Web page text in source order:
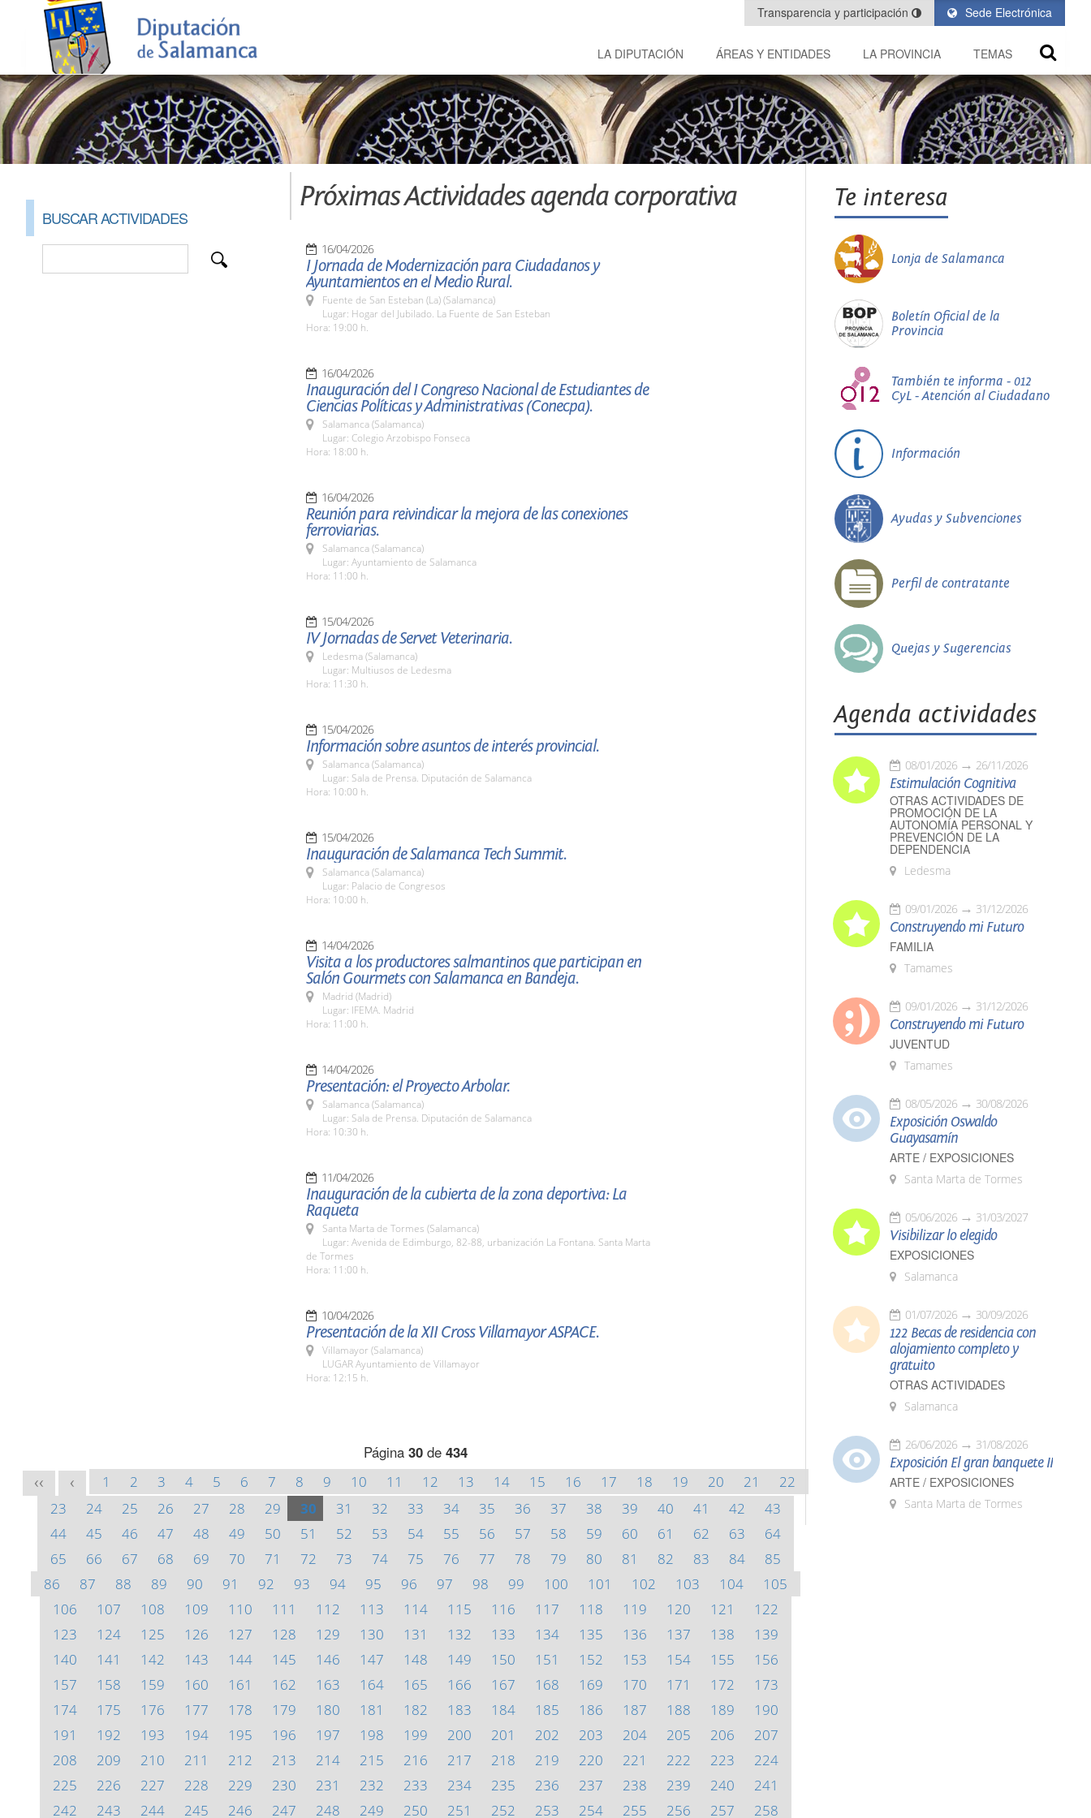
Sede Electrónica
Transparencia y participación
LA DIPUTACIÓN ÁREAS Y ENTIDADES LA PROVINCIA TEMAS
BUSCAR ACTIVIDADES
Próximas Actividades agenda corporativa
16/04/2026
I Jornada de Modernización para Ciudadanos y
Ayuntamientos en el Medio Rural.
Fuente de San Esteban (La) (Salamanca)
Lugar: Hogar del Jubilado. La Fuente de San Esteban
Hora: 19:00 h.
16/04/2026
Inauguración del I Congreso Nacional de Estudiantes de
Ciencias Políticas y Administrativas (Conecpa).
Salamanca (Salamanca)
Lugar: Colegio Arzobispo Fonseca
Hora: 18:00 h.
16/04/2026
Reunión para reivindicar la mejora de las conexiones
ferroviarias.
Salamanca (Salamanca)
Lugar: Ayuntamiento de Salamanca
Hora: 11:00 h.
15/04/2026
IV Jornadas de Servet Veterinaria.
Ledesma (Salamanca)
Lugar: Multiusos de Ledesma
Hora: 11:30 h.
15/04/2026
Información sobre asuntos de interés provincial.
Salamanca (Salamanca)
Lugar: Sala de Prensa. Diputación de Salamanca
Hora: 10:00 h.
15/04/2026
Inauguración de Salamanca Tech Summit.
Salamanca (Salamanca)
Lugar: Palacio de Congresos
Hora: 10:00 h.
14/04/2026
Visita a los productores salmantinos que participan en
Salón Gourmets con Salamanca en Bandeja.
Madrid (Madrid)
Lugar: IFEMA. Madrid
Hora: 11:00 h.
14/04/2026
Presentación: el Proyecto Arbolar.
Salamanca (Salamanca)
Lugar: Sala de Prensa. Diputación de Salamanca
Hora: 10:30 h.
11/04/2026
Inauguración de la cubierta de la zona deportiva: La
Raqueta
Santa Marta de Tormes (Salamanca)
Lugar: Avenida de Edimburgo, 82-88, urbanización La Fontana. Santa Marta
de Tormes
Hora: 11:00 h.
10/04/2026
Presentación de la XII Cross Villamayor ASPACE.
Villamayor (Salamanca)
LUGAR Ayuntamiento de Villamayor
Hora: 12:15 h.
Página 30 de 434
<< < 1 2 3 4 5 6 7 8 9 10 11 12 13 14 15 16 17 18 19 20 21
22
23
24 25 26 27 28 29 30 31 32 33 34 35 36 37 38 39 40 41 42
43
44
45 46 47 48 49 50 51 52 53 54 55 56 57 58 59 60 61 62 63
64
65
66 67 68 69 70 71 72 73 74 75 76 77 78 79 80 81 82 83 84
85
86
87 88 89 90 91 92 93 94 95 96 97 98 99 100 101 102 103 104
105
106
107 108 109 110 111 112 113 114 115 116 117 118 119 120 121
122
123
124 125 126 127 128 129 130 131 132 133 134 135 136 137 138
139
140
141 142 143 144 145 146 147 148 149 150 151 152 153 154 155
156
157
158 159 160 161 162 163 164 165 166 167 168 169 170 171 172
173
174
175 176 177 178 179 180 181 182 183 184 185 186 187 188 189
190
191
192 193 194 195 196 197 198 199 200 201 202 203 204 205 206
207
208
209 210 211 212 213 214 215 216 217 218 219 220 221 222 223
224
225
226 227 228 229 230 231 232 233 234 235 236 237 238 239 240
241
242
243 244 245 246 247 248 249 250 251 252 253 254 255 256 257 258
Te interesa
Lonja de Salamanca
Boletín Oficial de la
Provincia
También te informa - 012
CyL - Atención al Ciudadano
Información
Ayudas y Subvenciones
Perfil de contratante
Quejas y Sugerencias
Agenda actividades
08/01/2026 26/11/2026
Estimulación Cognitiva
OTRAS ACTIVIDADES DE
PROMOCIÓN DE LA
AUTONOMÍA PERSONAL Y
PREVENCIÓN DE LA
DEPENDENCIA
Ledesma
09/01/2026 31/12/2026
Construyendo mi Futuro
FAMILIA
Tamames
09/01/2026 31/12/2026
Construyendo mi Futuro
JUVENTUD
Tamames
08/05/2026 30/08/2026
Exposición Oswaldo
Guayasamín
ARTE / EXPOSICIONES
Santa Marta de Tormes
05/06/2026 31/03/2027
Visibilizar lo elegido
EXPOSICIONES
Salamanca
01/07/2026 30/09/2026
122 Becas de residencia con
alojamiento completo y
gratuito
OTRAS ACTIVIDADES
Salamanca
26/06/2026 31/08/2026
Exposición El gran banquete II
ARTE / EXPOSICIONES
Santa Marta de Tormes